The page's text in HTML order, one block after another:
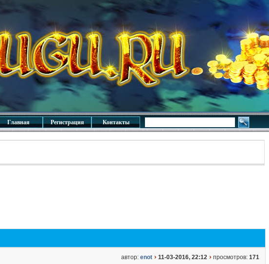
Главная Регистрация Контакты
автор: enot 11-03-2016, 22:12 просмотров: 171